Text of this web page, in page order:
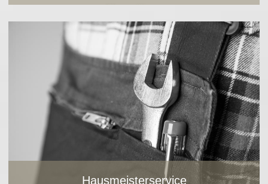
Thomas Bern
Bild vergrößern
Hausmeisterservice
Hausmeisterservice
Meine Serviceleistungen umfassen sämtliche
Hausmeistertätigkeiten. Sprechen Sie mich gerne an.
Bild vergrößern